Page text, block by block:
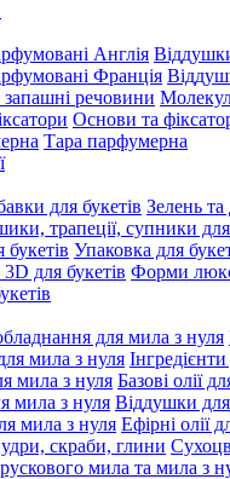
Основи та
Тара парфумерна
Зелень та
Упаковка для
Форми люкс
Базові олії
Віддушки
Ефірні олії